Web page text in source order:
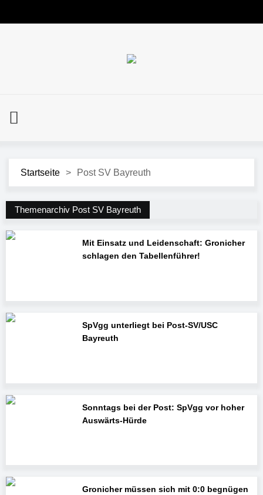
Startseite > Post SV Bayreuth
Themenarchiv Post SV Bayreuth
Mit Einsatz und Leidenschaft: Gronicher
schlagen den Tabellenführer!
SpVgg unterliegt bei Post-SV/USC
Bayreuth
Sonntags bei der Post: SpVgg vor hoher
Auswärts-Hürde
Gronicher müssen sich mit 0:0 begnügen